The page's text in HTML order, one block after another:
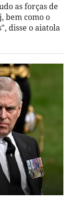
as forças de
bem como o
disse o aiatola